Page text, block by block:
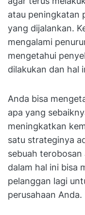
atau peningkatan
yang dijalankan.
mengalami
mengetahui
dilakukan dan hal
Anda bisa
apa yang
meningkatkan
satu strateginya
sebuah terobosan
dalam hal ini bisa
pelanggan lagi
perusahaan Anda.